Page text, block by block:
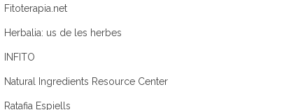
Fitoterapia.net
Herbalia: us de les herbes
INFITO
Natural Ingredients Resource Center
Ratafia Espiells